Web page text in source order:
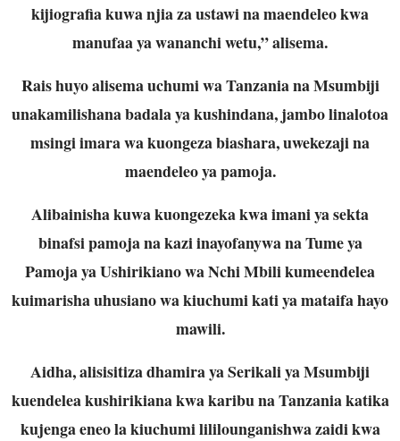
kijiografia kuwa njia za ustawi na maendeleo kwa
manufaa ya wananchi wetu,” alisema.
Rais huyo alisema uchumi wa Tanzania na Msumbiji
unakamilishana badala ya kushindana, jambo linalotoa
msingi imara wa kuongeza biashara, uwekezaji na
maendeleo ya pamoja.
Alibainisha kuwa kuongezeka kwa imani ya sekta
binafsi pamoja na kazi inayofanywa na Tume ya
Pamoja ya Ushirikiano wa Nchi Mbili kumeendelea
kuimarisha uhusiano wa kiuchumi kati ya mataifa hayo
mawili.
Aidha, alisisitiza dhamira ya Serikali ya Msumbiji
kuendelea kushirikiana kwa karibu na Tanzania katika
kujenga eneo la kiuchumi lililounganishwa zaidi kwa